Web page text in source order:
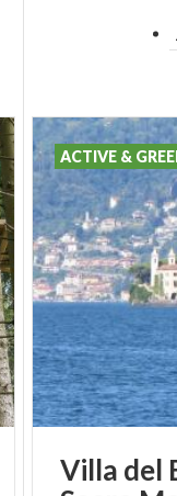
Villa del
ACTIVE &